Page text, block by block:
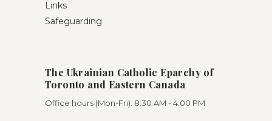
Links
Safeguarding
The Ukrainian Catholic Eparchy of
Toronto and Eastern Canada
Office hours (Mon-Fri): 8:30 AM - 4:00 PM